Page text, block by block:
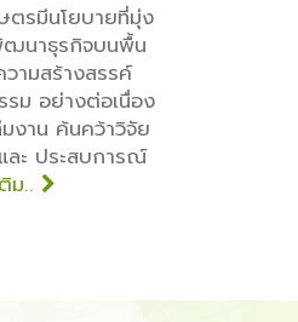
ตรมีนโยบายที่มุ่ง
ฒนาธุรกิจบนพื้น
ามสร้างสรรค์
รม อย่างต่อเนื่อง
มงาน ค้นคว้าวิจัย
ละ ประสบการณ์
ม..